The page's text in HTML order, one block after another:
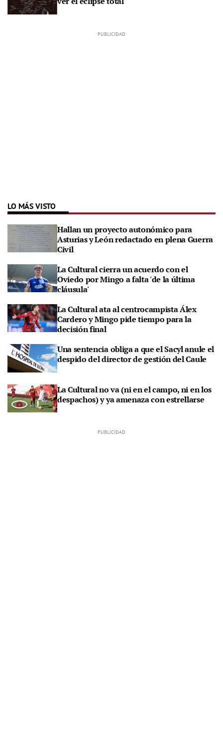
LO MÁS VISTO
Hallan un proyecto autonómico para
Asturias y León redactado en plena Guerra
Civil
La Cultural cierra un acuerdo con el
Oviedo por Mingo a falta 'de la última
cláusula'
La Cultural ata al centrocampista Álex
Cardero y Mingo pide tiempo para la
decisión final
Una sentencia obliga a que el Sacyl anule el
despido del director de gestión del Caule
La Cultural no va (ni en el campo, ni en los
despachos) y ya amenaza con estrellarse